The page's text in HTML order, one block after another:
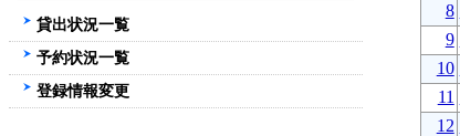
8
9
10
11
12
貸出状況一覧
予約状況一覧
登録情報変更